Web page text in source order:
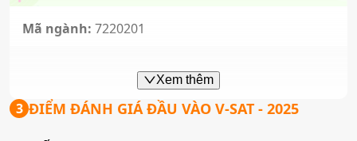
D66; D84; X25; X26; X78; X79
Mã ngành:7220204
Mã ngành: 7220201
D66; D84; X25; X26; X78; X79
Xem thêm
3 ĐIỂM ĐÁNH GIÁ ĐẦU VÀO V-SAT - 2025